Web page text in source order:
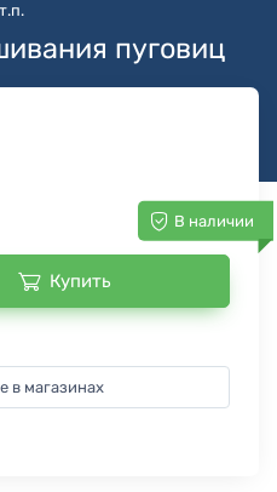
т.п.
пуговиц
В наличии
Купить
в магазинах